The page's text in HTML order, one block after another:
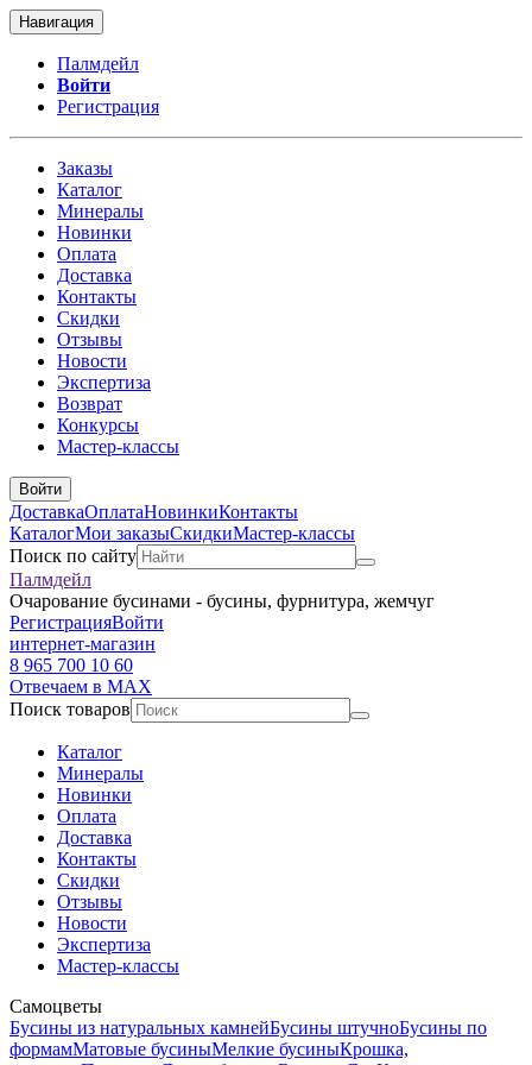
Навигация
Палмдейл
Войти
Регистрация
Заказы
Каталог
Минералы
Новинки
Оплата
Доставка
Контакты
Скидки
Отзывы
Новости
Экспертиза
Возврат
Конкурсы
Мастер-классы
Войти
ДоставкаОплатаНовинкиКонтакты
КаталогМои заказыСкидкиМастер-классы
Поиск по сайту
Палмдейл
Очарование бусинами - бусины, фурнитура, жемчуг
РегистрацияВойти
интернет-магазин
8 965 700 10 60
Отвечаем в MAX
Поиск товаров
Каталог
Минералы
Новинки
Оплата
Доставка
Контакты
Скидки
Отзывы
Новости
Экспертиза
Мастер-классы
Самоцветы
Бусины из натуральных камнейБусины штучноБусины по
формамМатовые бусиныМелкие бусиныКрошка,